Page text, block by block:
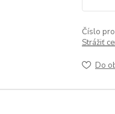
Číslo
Strážiť
Do